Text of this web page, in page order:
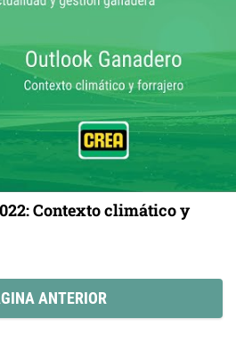
Contexto climático y
ANTERIOR